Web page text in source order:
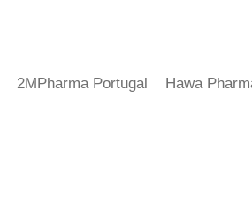
2MPharma Portugal Hawa